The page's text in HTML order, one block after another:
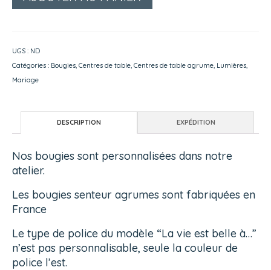
UGS : ND
Catégories : Bougies Centres de table Centres de table agrume Lumières
Mariage
DESCRIPTION EXPÉDITION
Nos bougies sont personnalisées dans notre
atelier.
Les bougies senteur agrumes sont fabriquées en
France
Le type de police du modèle “La vie est belle à…”
n’est pas personnalisable, seule la couleur de
police l’est.